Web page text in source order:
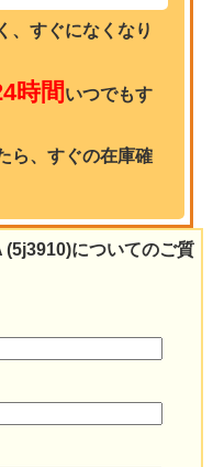
、すぐになくなり
時間 いつでもす
ら、すぐの在庫確
についてのご質